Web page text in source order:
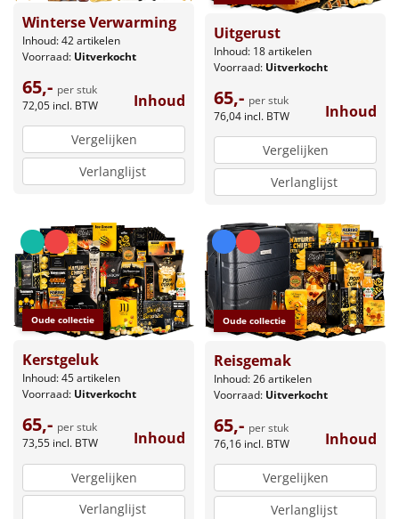
Winterse Verwarming
Inhoud: 42 artikelen
Voorraad: Uitverkocht
65,- per stuk
72,05 incl. BTW Inhoud
Vergelijken
Verlanglijst
Uitgerust
Inhoud: 18 artikelen
Voorraad: Uitverkocht
65,- per stuk
76,04 incl. BTW Inhoud
Vergelijken
Verlanglijst
Oude collectie
Kerstgeluk
Inhoud: 45 artikelen
Voorraad: Uitverkocht
65,- per stuk
73,55 incl. BTW Inhoud
Vergelijken
Verlanglijst
Oude collectie
Reisgemak
Inhoud: 26 artikelen
Voorraad: Uitverkocht
65,- per stuk
76,16 incl. BTW Inhoud
Vergelijken
Verlanglijst